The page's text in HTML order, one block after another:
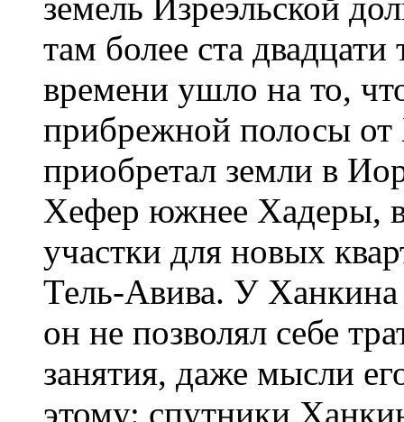
там более ста
времени ушло на то,
прибрежной полосы
приобретал земли в
Хефер южнее Хадеры,
участки для новых
Тель-Авива. У
он не позволял себе
занятия, даже мысли
этому: спутники